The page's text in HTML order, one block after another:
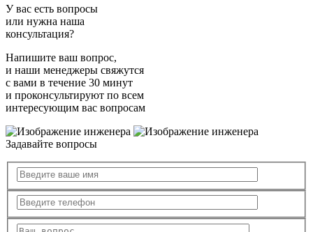
У вас есть вопросы
или нужна наша
консультация?
Напишите ваш вопрос,
и наши менеджеры свяжутся
с вами в течение 30 минут
и проконсультируют по всем
интересующим вас вопросам
Задавайте вопросы